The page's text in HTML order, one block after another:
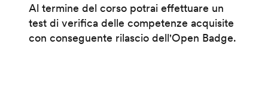
Al termine del corso potrai effettuare un
test di verifica delle competenze acquisite
con conseguente rilascio dell'Open Badge.